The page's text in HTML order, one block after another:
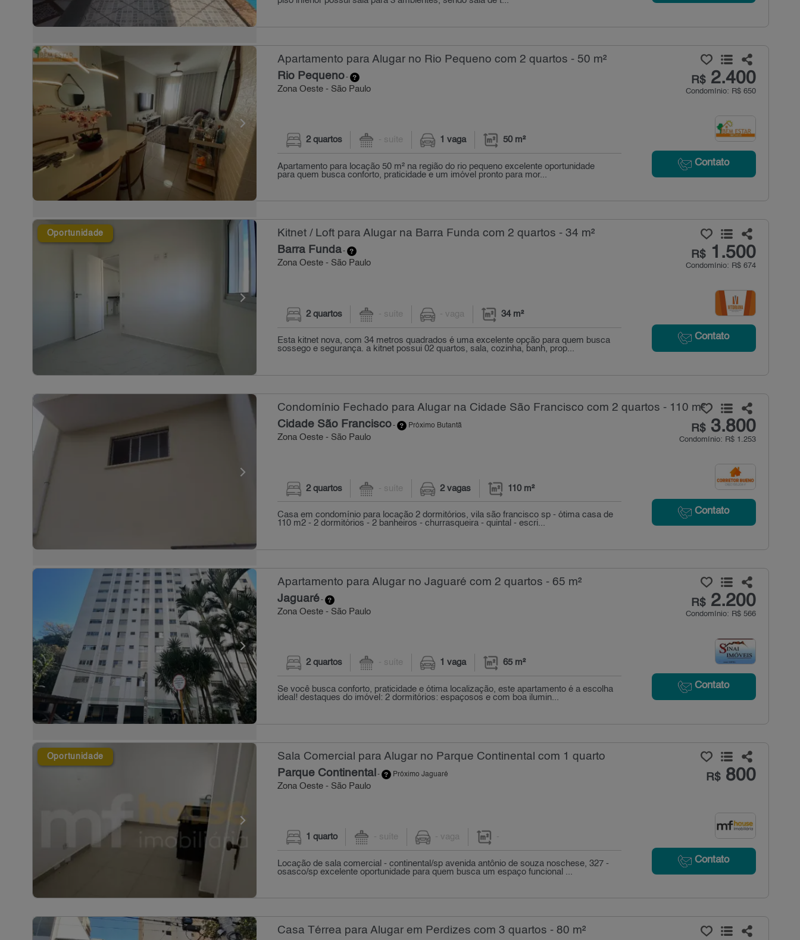
Apartamento para Alugar no Rio Pequeno com 2 quartos - 50 m²
Rio Pequeno-
Zona Oeste - São Paulo
R$2.400
Condomínio: R$ 650
Contato
2 quartos - suíte 1 vaga 50 m²
Apartamento para locação 50 m² na região do rio pequeno excelente oportunidade
para quem busca conforto, praticidade e um imóvel pronto para mor...
Oportunidade Kitnet / Loft para Alugar na Barra Funda com 2 quartos - 34 m²
Barra Funda-
Zona Oeste - São Paulo
R$1.500
Condomínio: R$ 674
Contato
2 quartos - suíte - vaga 34 m²
Esta kitnet nova, com 34 metros quadrados é uma excelente opção para quem busca
sossego e segurança. a kitnet possui 02 quartos, sala, cozinha, banh, prop...
Condomínio Fechado para Alugar na Cidade São Francisco com 2 quartos - 110 m²
Cidade São Francisco- Próximo Butantã
Zona Oeste - São Paulo
R$3.800
Condomínio: R$ 1.253
Contato
2 quartos - suíte 2 vagas 110 m²
Casa em condomínio para locação 2 dormitórios, vila são francisco sp - ótima casa de
110 m2 - 2 dormitórios - 2 banheiros - churrasqueira - quintal - escri...
Apartamento para Alugar no Jaguaré com 2 quartos - 65 m²
Jaguaré-
Zona Oeste - São Paulo
R$2.200
Condomínio: R$ 566
Contato
2 quartos - suíte 1 vaga 65 m²
Se você busca conforto, praticidade e ótima localização, este apartamento é a escolha
ideal! destaques do imóvel: 2 dormitórios: espaçosos e com boa ilumin...
Oportunidade Sala Comercial para Alugar no Parque Continental com 1 quarto
Parque Continental - Próximo Jaguaré
Zona Oeste - São Paulo
R$800
Contato
1 quarto - suíte - vaga -
Locação de sala comercial - continental/sp avenida antônio de souza noschese, 327 -
osasco/sp excelente oportunidade para quem busca um espaço funcional ...
Casa Térrea para Alugar em Perdizes com 3 quartos - 80 m²